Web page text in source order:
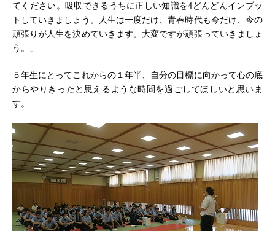
てください。吸収できるうちに正しい知識を4どんどんインプッ
トしていきましょう。人生は一度だけ、青春時代も今だけ、今の
頑張りが人生を決めていきます。大変ですが頑張っていきましょ
う。」
５年生にとってこれからの１年半、自分の目標に向かって心の底
からやりきったと思えるような時間を過ごしてほしいと思いま
す。